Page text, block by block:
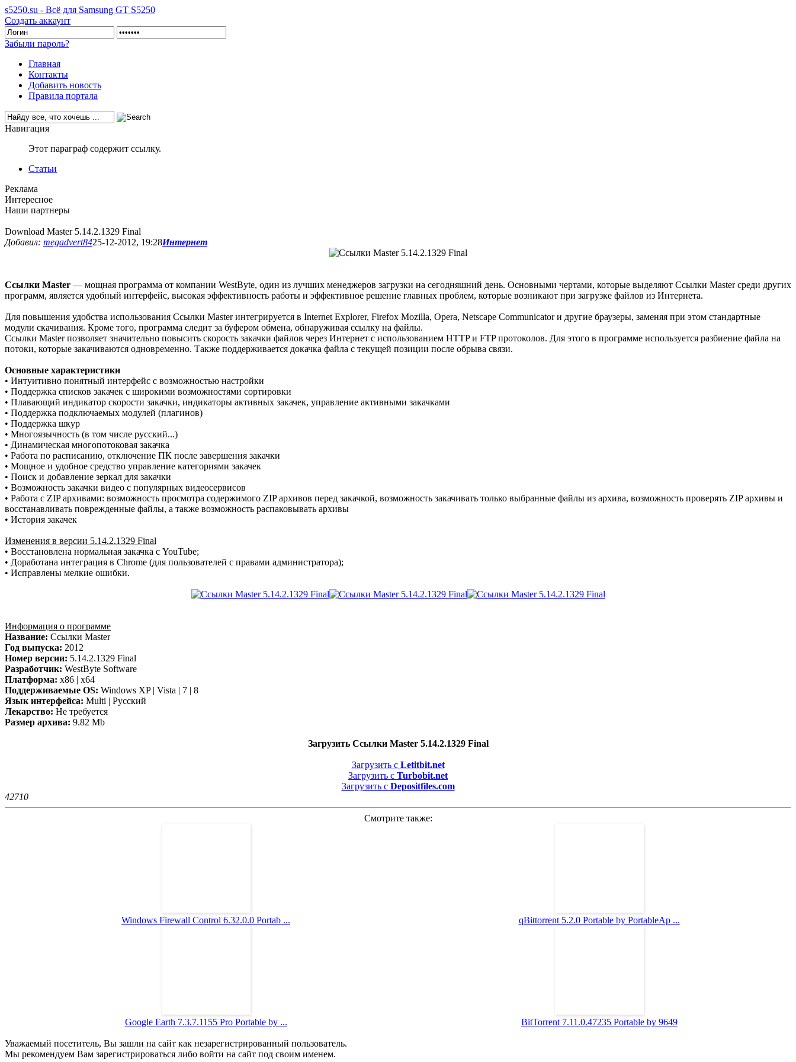
s5250.su - Всё для Samsung GT S5250
Создать аккаунт
Забыли пароль?
Главная
Контакты
Добавить новость
Правила портала
Навигация
Этот параграф содержит ссылку.
Статьи
Реклама
Интересное
Наши партнеры
Download Master 5.14.2.1329 Final
Добавил: megadvert8425-12-2012, 19:28Интернет
Ссылки Master — мощная программа от компании WestByte, один из лучших менеджеров загрузки на сегодняшний день. Основными чертами, которые выделяют Ссылки Master среди других
программ, является удобный интерфейс, высокая эффективность работы и эффективное решение главных проблем, которые возникают при загрузке файлов из Интернета.
Для повышения удобства использования Ссылки Master интегрируется в Internet Explorer, Firefox Mozilla, Opera, Netscape Communicator и другие браузеры, заменяя при этом стандартные
модули скачивания. Кроме того, программа следит за буфером обмена, обнаруживая ссылку на файлы.
Ссылки Master позволяет значительно повысить скорость закачки файлов через Интернет с использованием HTTP и FTP протоколов. Для этого в программе используется разбиение файла на
потоки, которые закачиваются одновременно. Также поддерживается докачка файла с текущей позиции после обрыва связи.
Основные характеристики
• Интуитивно понятный интерфейс с возможностью настройки
• Поддержка списков закачек с широкими возможностями сортировки
• Плавающий индикатор скорости закачки, индикаторы активных закачек, управление активными закачками
• Поддержка подключаемых модулей (плагинов)
• Поддержка шкур
• Многоязычность (в том числе русский...)
• Динамическая многопотоковая закачка
• Работа по расписанию, отключение ПК после завершения закачки
• Мощное и удобное средство управление категориями закачек
• Поиск и добавление зеркал для закачки
• Возможность закачки видео с популярных видеосервисов
• Работа с ZIP архивами: возможность просмотра содержимого ZIP архивов перед закачкой, возможность закачивать только выбранные файлы из архива, возможность проверять ZIP архивы и
восстанавливать поврежденные файлы, а также возможность распаковывать архивы
• История закачек
Изменения в версии 5.14.2.1329 Final
• Восстановлена нормальная закачка с YouTube;
• Доработана интеграция в Chrome (для пользователей с правами администратора);
• Исправлены мелкие ошибки.
Информация о программе
Название: Ссылки Master
Год выпуска: 2012
Номер версии: 5.14.2.1329 Final
Разработчик: WestByte Software
Платформа: x86 | x64
Поддерживаемые OS: Windows XP | Vista | 7 | 8
Язык интерфейса: Multi | Русский
Лекарство: Не требуется
Размер архива: 9.82 Mb
Загрузить Ссылки Master 5.14.2.1329 Final
Загрузить с Letitbit.net
Загрузить с Turbobit.net
Загрузить с Depositfiles.com
42710
Смотрите также:
Windows Firewall Control 6.32.0.0 Portab ... qBittorrent 5.2.0 Portable by PortableAp ...
Google Earth 7.3.7.1155 Pro Portable by ... BitTorrent 7.11.0.47235 Portable by 9649
Уважаемый посетитель, Вы зашли на сайт как незарегистрированный пользователь.
Мы рекомендуем Вам зарегистрироваться либо войти на сайт под своим именем.